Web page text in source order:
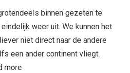
binnen gezeten te
weer uit. We kunnen het
niet direct naar de andere
een ander continent vliegt.
more